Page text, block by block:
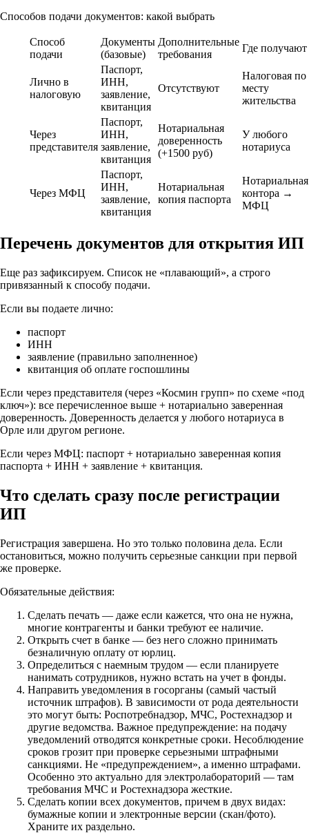
Способов подачи документов: какой выбрать
Способ
подачи
Документы
(базовые)
Дополнительные
требования
Где получают
Лично в
налоговую
Паспорт,
ИНН,
заявление,
квитанция
Отсутствуют
Налоговая по
месту
жительства
Через
представителя
Паспорт,
ИНН,
заявление,
квитанция
Нотариальная
доверенность
(+1500 руб)
У любого
нотариуса
Через МФЦ
Паспорт,
ИНН,
заявление,
квитанция
Нотариальная
копия паспорта
Нотариальная
контора →
МФЦ
Перечень документов для открытия ИП
Еще раз зафиксируем. Список не «плавающий», а строго
привязанный к способу подачи.
Если вы подаете лично:
паспорт
ИНН
заявление (правильно заполненное)
квитанция об оплате госпошлины
Если через представителя (через «Космин групп» по схеме «под
ключ»): все перечисленное выше + нотариально заверенная
доверенность. Доверенность делается у любого нотариуса в
Орле или другом регионе.
Если через МФЦ: паспорт + нотариально заверенная копия
паспорта + ИНН + заявление + квитанция.
Что сделать сразу после регистрации
ИП
Регистрация завершена. Но это только половина дела. Если
остановиться, можно получить серьезные санкции при первой
же проверке.
Обязательные действия:
Сделать печать — даже если кажется, что она не нужна,
многие контрагенты и банки требуют ее наличие.
Открыть счет в банке — без него сложно принимать
безналичную оплату от юрлиц.
Определиться с наемным трудом — если планируете
нанимать сотрудников, нужно встать на учет в фонды.
Направить уведомления в госорганы (самый частый
источник штрафов). В зависимости от рода деятельности
это могут быть: Роспотребнадзор, МЧС, Ростехнадзор и
другие ведомства. Важное предупреждение: на подачу
уведомлений отводятся конкретные сроки. Несоблюдение
сроков грозит при проверке серьезными штрафными
санкциями. Не «предупреждением», а именно штрафами.
Особенно это актуально для электролабораторий — там
требования МЧС и Ростехнадзора жесткие.
Сделать копии всех документов, причем в двух видах:
бумажные копии и электронные версии (скан/фото).
Храните их раздельно.